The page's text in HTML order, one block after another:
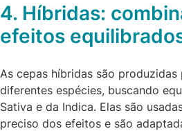
4. Híbridas:
efeitos
As cepas híbridas são
diferentes espécies, buscando
Sativa e da Indica. Elas são
preciso dos efeitos e são